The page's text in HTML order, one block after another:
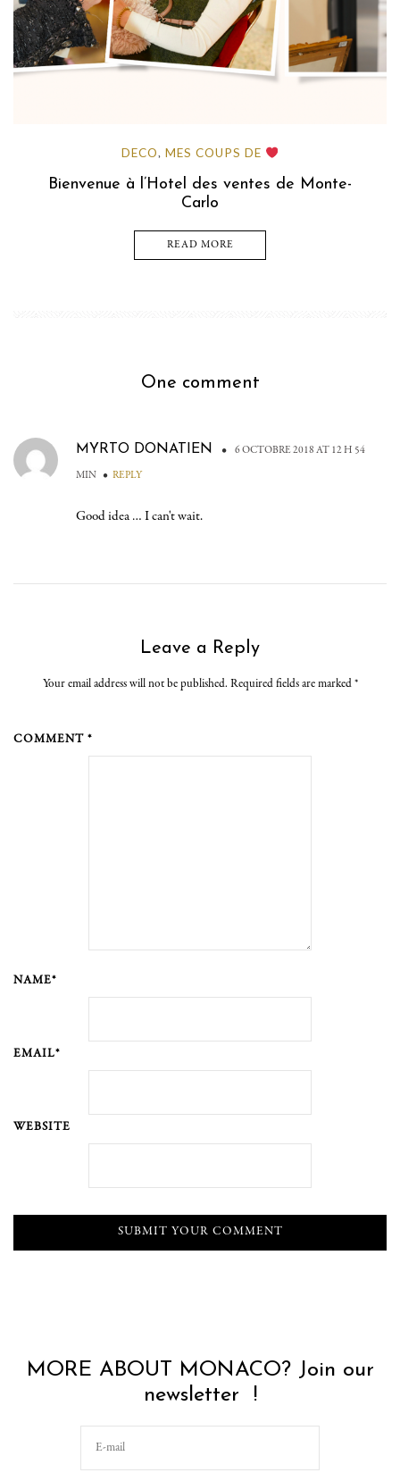
DECO, MES COUPS DE
Bienvenue à l’Hotel des ventes de Monte-
Carlo
READ MORE
One comment
MYRTO DONATIEN • 6 OCTOBRE 2018 AT 12 H 54
MIN • REPLY
Good idea … I can't wait.
Leave a Reply
Your email address will not be published. Required fields are marked *
COMMENT *
NAME*
EMAIL*
WEBSITE
MORE ABOUT MONACO? Join our
newsletter !